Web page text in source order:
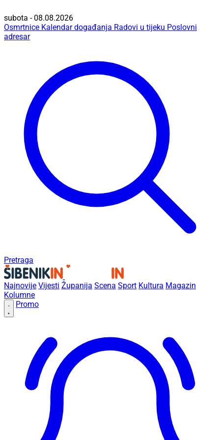
subota - 08.08.2026
Osmrtnice Kalendar događanja Radovi u tijeku Poslovni
adresar
Pretraga
Najnovije Vijesti Županija Scena Sport Kultura Magazin
Kolumne
Promo